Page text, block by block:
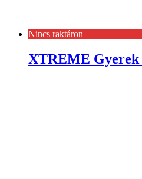
Nincs raktáron
XTREME Gyerek